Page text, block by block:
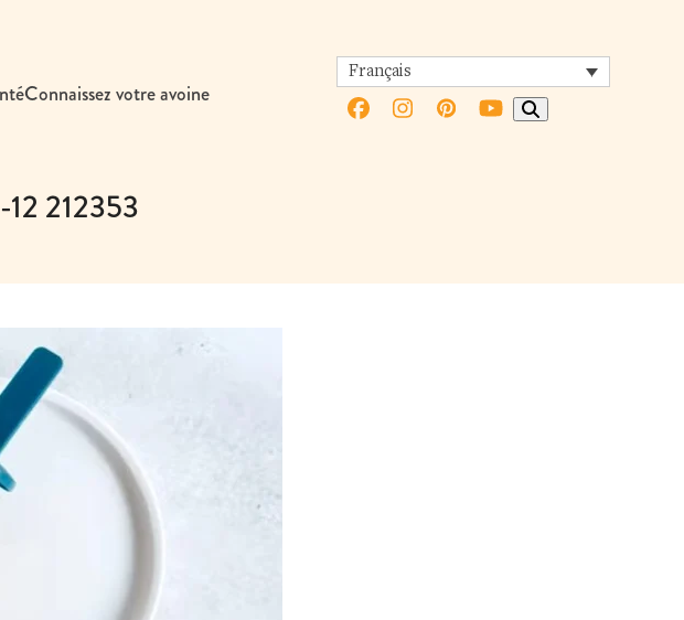
Connaissez votre avoine
Français
FacebookInstagram
PinterestYouTube
212353